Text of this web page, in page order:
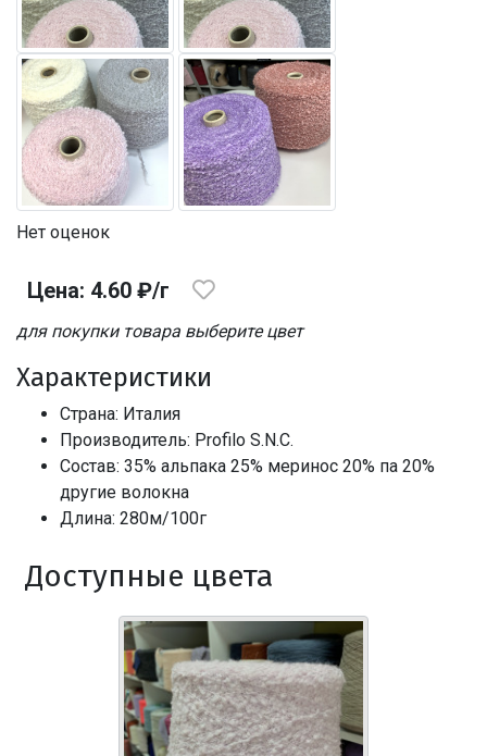
Нет оценок
Цена: 4.60 ₽/г
для покупки товара выберите цвет
Характеристики
Страна: Италия
Производитель: Profilo S.N.C.
Состав: 35% альпака 25% меринос 20% па 20%
другие волокна
Длина: 280м/100г
Доступные цвета